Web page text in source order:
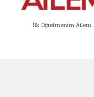
İlk Öğretmenim Ailem